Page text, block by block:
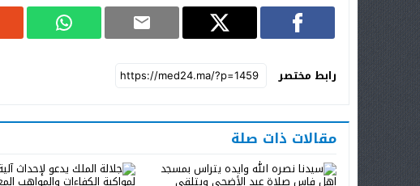
رابط مختصر
مقالات ذات صلة